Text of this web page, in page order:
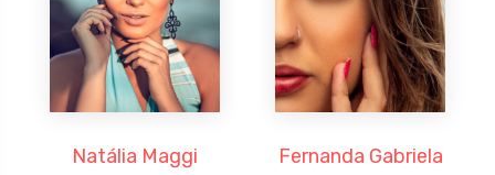
Natália Maggi Fernanda Gabriela